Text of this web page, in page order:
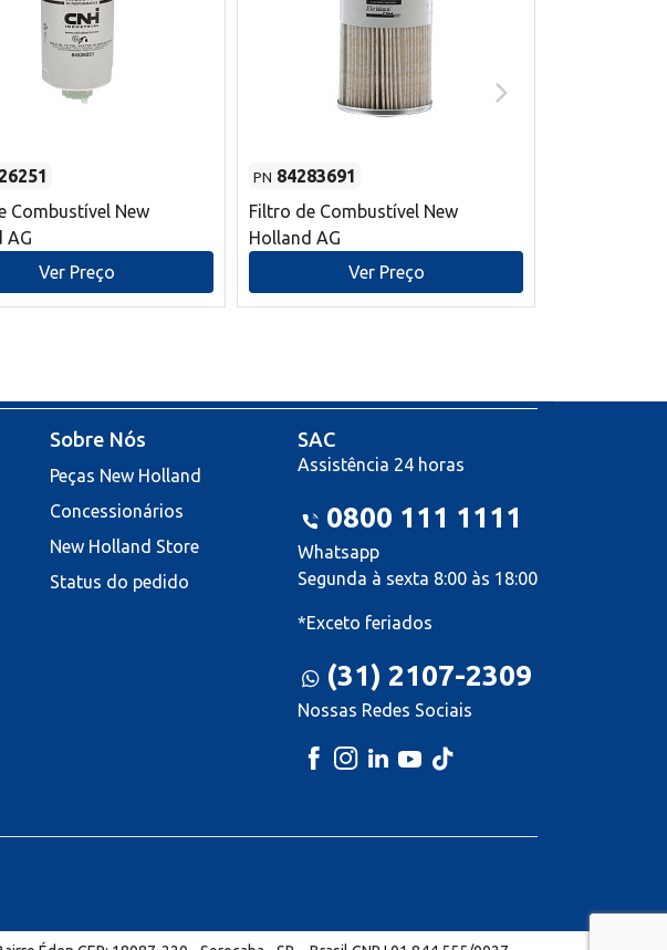
Combustível New
AG
Ver Preço
PN 84283691
Filtro de Combustível New
Holland AG
Ver Preço
Sobre Nós
Peças New Holland
Concessionários
New Holland Store
Status do pedido
SAC
Assistência 24 horas
0800 111 1111
Whatsapp
Segunda à sexta 8:00 às 18:00
*Exceto feriados
(31) 2107-2309
Nossas Redes Sociais